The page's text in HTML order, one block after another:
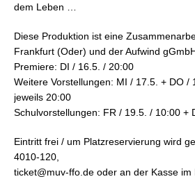
dem Leben …
Diese Produktion ist eine
Frankfurt (Oder) und der Aufwind
Premiere: DI / 16.5. / 20:00
Weitere Vorstellungen: MI / 17.5. + DO /
jeweils 20:00
Schulvorstellungen: FR / 19.5. / 10:00 +
Eintritt frei / um Platzreservierung wird
4010-120,
ticket@muv-ffo.de oder an der Kasse im